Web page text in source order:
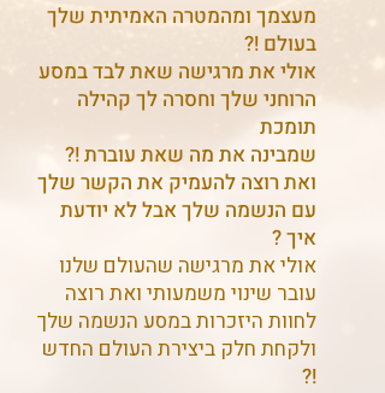
מעצמך ומהמטרה האמיתית שלך
בעולם !?
אולי את מרגישה שאת לבד במסע
הרוחני שלך וחסרה לך קהילה
תומכת
שמבינה את מה שאת עוברת !?
ואת רוצה להעמיק את הקשר שלך
עם הנשמה שלך אבל לא יודעת
איך ?
אולי את מרגישה שהעולם שלנו
עובר שינוי משמעותי ואת רוצה
לחוות היזכרות במסע הנשמה שלך
ולקחת חלק ביצירת העולם החדש
!?